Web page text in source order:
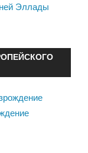
Эллады